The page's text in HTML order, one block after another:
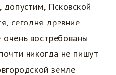
Псковской
сегодня древние
востребованы
никогда не пишут
земле